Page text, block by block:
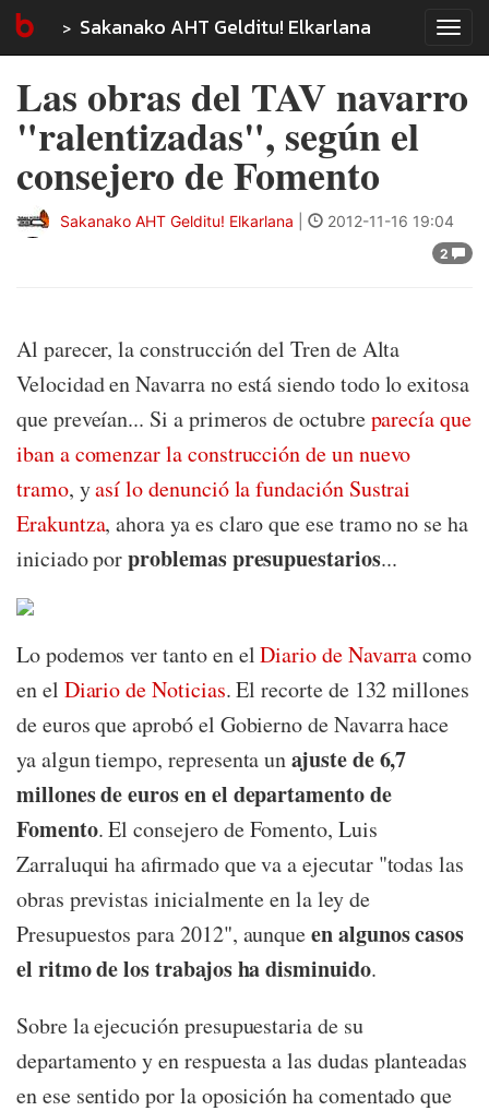
Sakanako AHT Gelditu! Elkarlana
Las obras del TAV navarro
"ralentizadas", según el
consejero de Fomento
Sakanako AHT Gelditu! Elkarlana 2012-11-16 19:04
2
Al parecer, la construcción del Tren de Alta
Velocidad en Navarra no está siendo todo lo exitosa
que preveían... Si a primeros de octubreparecía que
iban a comenzar la construcción de un nuevo
tramo, yasí lo denunció la fundación Sustrai
Erakuntza, ahora ya es claro que ese tramo no se ha
iniciado porproblemas presupuestarios...
Lo podemos ver tanto en elDiario de Navarracomo
en el Diario de Noticias. El recorte de 132 millones
de euros que aprobó el Gobierno de Navarra hace
ya algun tiempo, representa unajuste de 6,7
millones de euros en el departamento de
Fomento. El consejero de Fomento, Luis
Zarraluqui ha afirmado que va a ejecutar "todas las
obras previstas inicialmente en la ley de
Presupuestos para 2012", aunqueen algunos casos
el ritmo de los trabajos ha disminuido.
Sobre la ejecución presupuestaria de su
departamento y en respuesta a las dudas planteadas
en ese sentido por la oposición ha comentado que